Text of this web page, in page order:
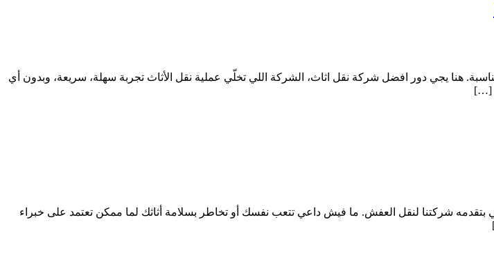
هنا يجي دور افضل شركة نقل اثاث، الشركة اللي تخلّي عملية نقل الأثاث تجربة سهلة، سريعة، وبدون أي
[…]
شركتنا لنقل العفش. ما فيش داعي تتعب نفسك أو تخاطر بسلامة أثاثك لما ممكن تعتمد على خبراء